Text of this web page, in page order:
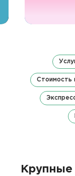
Стоимость
Крупные